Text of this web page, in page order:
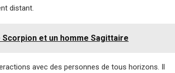
distant.
et un homme Sagittaire
avec des personnes de tous horizons. Il